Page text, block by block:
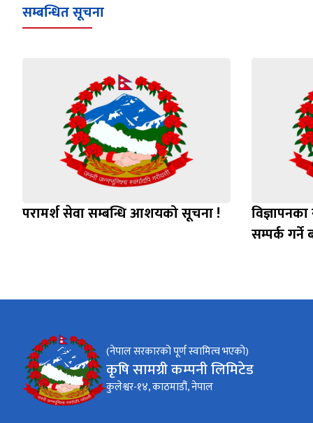
सम्बन्धित सूचना
परामर्श सेवा सम्बन्धि आशयको सूचना !
सम्पर्क गर्ने
(नेपाल सरकारको पूर्ण स्वामित्व भएको)
कृषि सामग्री कम्पनी लिमिटेड
कुलेश्वर-१४, काठमाडौं, नेपाल